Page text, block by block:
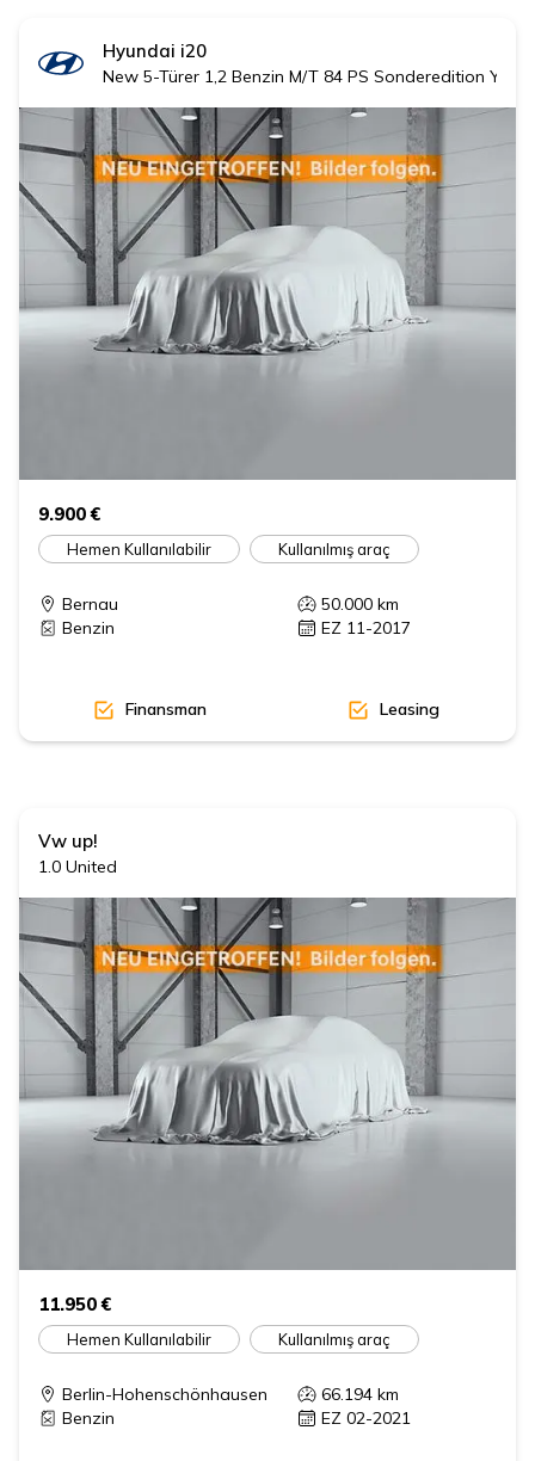
Hyundai i20
New 5-Türer 1,2 Benzin M/T 84 PS Sonderedition YES!
9.900 €
Hemen Kullanılabilir Kullanılmış araç
Bernau 50.000 km
Benzin
EZ 11-2017
Finansman Leasing
Vw up!
1.0 United
11.950 €
Hemen Kullanılabilir Kullanılmış araç
Berlin-Hohenschönhausen 66.194 km
Benzin
EZ 02-2021